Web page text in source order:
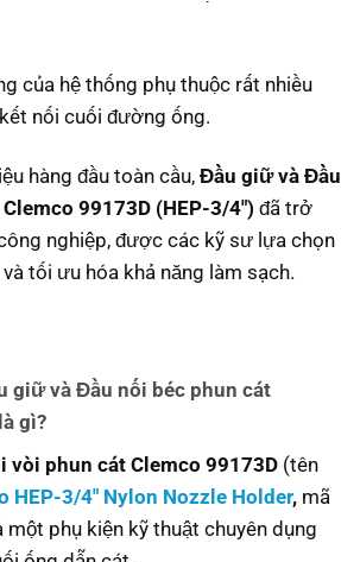
của hệ thống phụ thuộc rất nhiều
nối cuối đường ống.
hàng đầu toàn cầu, Đầu giữ và Đầu
99173D (HEP-3/4″) đã trở
nghiệp, được các kỹ sư lựa chọn
tối ưu hóa khả năng làm sạch.
giữ và Đầu nối béc phun cát
là gì?
vòi phun cát Clemco 99173D (tên
HEP-3/4″ Nylon Nozzle Holder, mã
một phụ kiện kỹ thuật chuyên dụng